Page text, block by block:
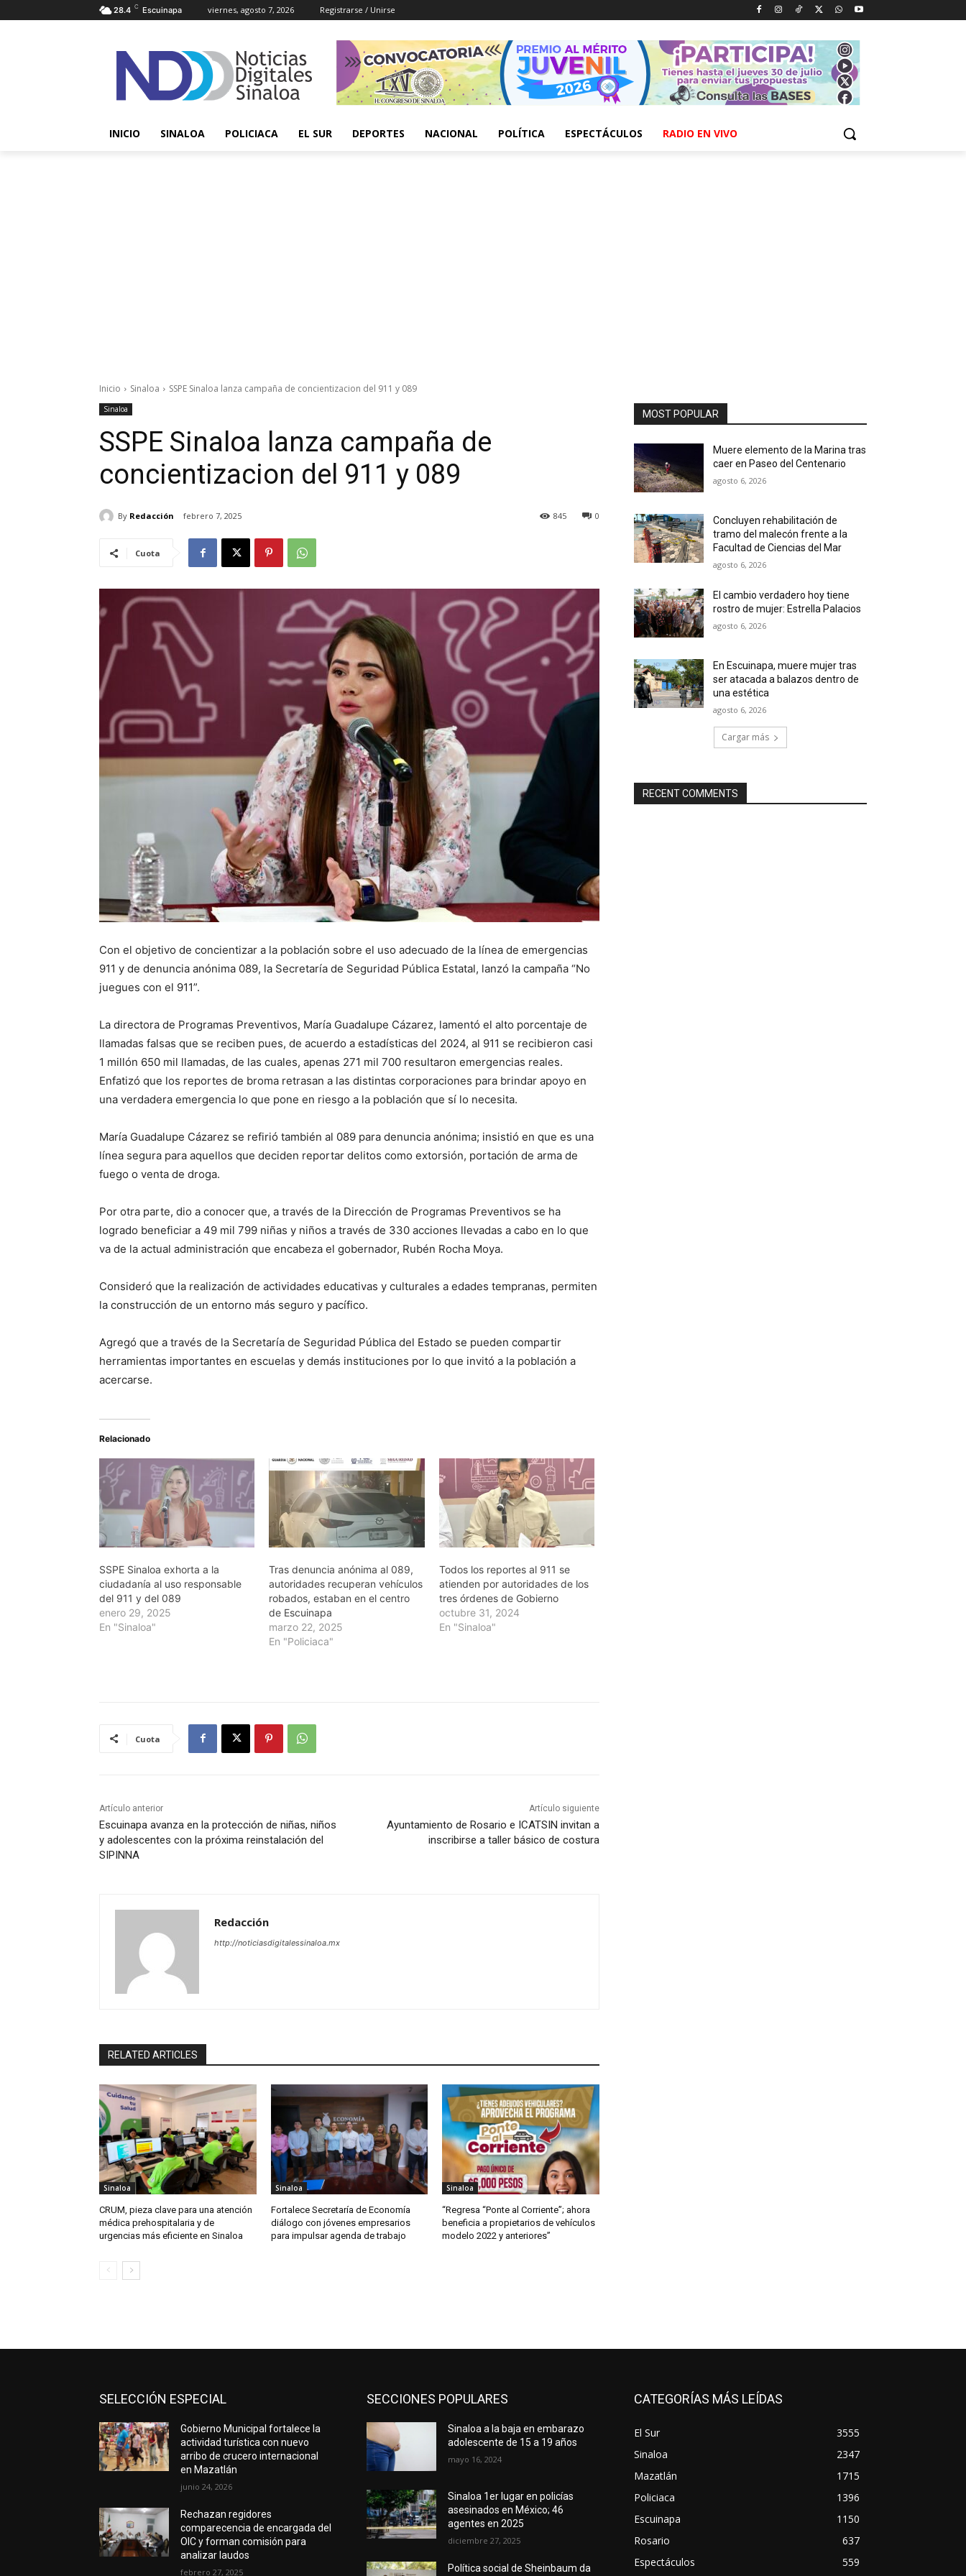
28.4 C Escuinapa viernes, agosto 7, 2026 Registrarse / Unirse
INICIO SINALOA POLICIACA EL SUR DEPORTES NACIONAL POLÍTICA ESPECTÁCULOS RADIO EN VIVO
Inicio Sinaloa SSPE Sinaloa lanza campaña de concientizacion del 911 y 089
Sinaloa
SSPE Sinaloa lanza campaña de
concientizacion del 911 y 089
By Redacción febrero 7, 2025 0
845
Cuota
Con el objetivo de concientizar a la población sobre el uso adecuado de la línea de emergencias
911 y de denuncia anónima 089, la Secretaría de Seguridad Pública Estatal, lanzó la campaña “No
juegues con el 911”.
La directora de Programas Preventivos, María Guadalupe Cázarez, lamentó el alto porcentaje de
llamadas falsas que se reciben pues, de acuerdo a estadísticas del 2024, al 911 se recibieron casi
1 millón 650 mil llamadas, de las cuales, apenas 271 mil 700 resultaron emergencias reales.
Enfatizó que los reportes de broma retrasan a las distintas corporaciones para brindar apoyo en
una verdadera emergencia lo que pone en riesgo a la población que sí lo necesita.
María Guadalupe Cázarez se refirió también al 089 para denuncia anónima; insistió en que es una
línea segura para aquellos que deciden reportar delitos como extorsión, portación de arma de
fuego o venta de droga.
Por otra parte, dio a conocer que, a través de la Dirección de Programas Preventivos se ha
logrado beneficiar a 49 mil 799 niñas y niños a través de 330 acciones llevadas a cabo en lo que
va de la actual administración que encabeza el gobernador, Rubén Rocha Moya.
Consideró que la realización de actividades educativas y culturales a edades tempranas, permiten
la construcción de un entorno más seguro y pacífico.
Agregó que a través de la Secretaría de Seguridad Pública del Estado se pueden compartir
herramientas importantes en escuelas y demás instituciones por lo que invitó a la población a
acercarse.
Relacionado
SSPE Sinaloa exhorta a la
ciudadanía al uso responsable
del 911 y del 089
enero 29, 2025
En "Sinaloa"
Tras denuncia anónima al 089,
autoridades recuperan vehículos
robados, estaban en el centro
de Escuinapa
marzo 22, 2025
En "Policiaca"
Todos los reportes al 911 se
atienden por autoridades de los
tres órdenes de Gobierno
octubre 31, 2024
En "Sinaloa"
Cuota
Artículo anterior
Escuinapa avanza en la protección de niñas, niños
y adolescentes con la próxima reinstalación del
SIPINNA
Artículo siguiente
Ayuntamiento de Rosario e ICATSIN invitan a
inscribirse a taller básico de costura
Redacción
http://noticiasdigitalessinaloa.mx
RELATED ARTICLES
Sinaloa
CRUM, pieza clave para una atención
médica prehospitalaria y de
urgencias más eficiente en Sinaloa
Sinaloa
Fortalece Secretaría de Economía
diálogo con jóvenes empresarios
para impulsar agenda de trabajo
Sinaloa
“Regresa “Ponte al Corriente”; ahora
beneficia a propietarios de vehículos
modelo 2022 y anteriores”
MOST POPULAR
Muere elemento de la Marina tras
caer en Paseo del Centenario
agosto 6, 2026
Concluyen rehabilitación de
tramo del malecón frente a la
Facultad de Ciencias del Mar
agosto 6, 2026
El cambio verdadero hoy tiene
rostro de mujer: Estrella Palacios
agosto 6, 2026
En Escuinapa, muere mujer tras
ser atacada a balazos dentro de
una estética
agosto 6, 2026
Cargar más
RECENT COMMENTS
SELECCIÓN ESPECIAL
Gobierno Municipal fortalece la
actividad turística con nuevo
arribo de crucero internacional
en Mazatlán
junio 24, 2026
Rechazan regidores
comparecencia de encargada del
OIC y forman comisión para
analizar laudos
febrero 27, 2025
SECCIONES POPULARES
Sinaloa a la baja en embarazo
adolescente de 15 a 19 años
mayo 16, 2024
Sinaloa 1er lugar en policías
asesinados en México; 46
agentes en 2025
diciembre 27, 2025
Política social de Sheinbaum da
CATEGORÍAS MÁS LEÍDAS
El Sur
3555
Sinaloa
2347
Mazatlán
1715
Policiaca
1396
Escuinapa
1150
Rosario
637
Espectáculos
559